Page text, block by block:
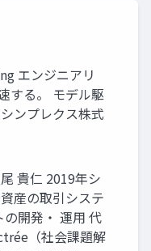
エンジニアリ
する。 モデル駆
ンプレクス株式
貴仁 2019年シ
産の取引システ
開発・ 運用 代
（社会課題解